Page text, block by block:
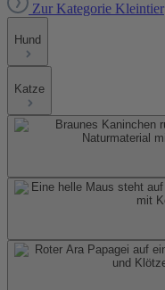
Zur Kategorie Kleintier
Hund
Katze